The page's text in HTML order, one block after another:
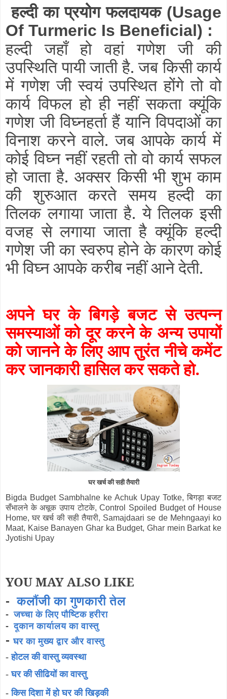
हल्दी का प्रयोग फलदायक (Usage
Of Turmeric Is Beneficial) :
हल्दी जहाँ हो वहां गणेश जी की
उपस्थिति पायी जाती है. जब किसी कार्य
में गणेश जी स्वयं उपस्थित होंगे तो वो
कार्य विफल हो ही नहीं सकता क्यूंकि
गणेश जी विघ्नहर्ता हैं यानि विपदाओं का
विनाश करने वाले. जब आपके कार्य में
कोई विघ्न नहीं रहती तो वो कार्य सफल
हो जाता है. अक्सर किसी भी शुभ काम
की शुरुआत करते समय हल्दी का
तिलक लगाया जाता है. ये तिलक इसी
वजह से लगाया जाता है क्यूंकि हल्दी
गणेश जी का स्वरुप होने के कारण कोई
भी विघ्न आपके करीब नहीं आने देती.
अपने घर के बिगड़े बजट से उत्पन्न
समस्याओं को दूर करने के अन्य उपायों
को जानने के लिए आप तुरंत नीचे कमेंट
कर जानकारी हासिल कर सकते हो.
घर खर्च की सही तैयारी
Bigda Budget Sambhalne ke Achuk Upay Totke, बिगड़ा बजट
सँभालने के अचूक उपाय टोटके, Control Spoiled Budget of House
Home, घर खर्च की सही तैयारी, Samajdaari se de Mehngaayi ko
Maat, Kaise Banayen Ghar ka Budget, Ghar mein Barkat ke
Jyotishi Upay
YOU MAY ALSO LIKE
-कलौंजी का गुणकारी तेल
-जच्चा के लिए पौष्टिक हरीरा
-दूकान कार्यालय का वास्तु
-घर का मुख्य द्वार और वास्तु
-होटल की वास्तु व्यवस्था
- घर की सीढियों का वास्तु
-किस दिशा में हो घर की खिड़की